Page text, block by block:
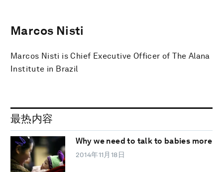
Marcos Nisti
Marcos Nisti is Chief Executive Officer of The Alana
Institute in Brazil
最热内容
Why we need to talk to babies more
2014年11月18日